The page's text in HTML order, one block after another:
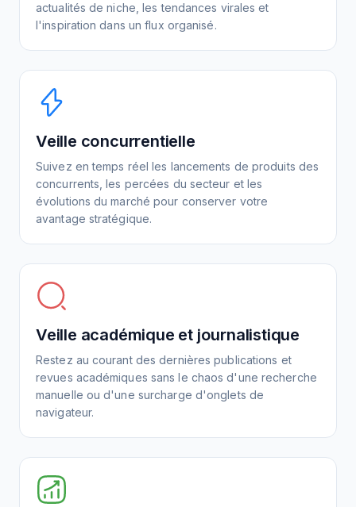
actualités de niche, les tendances virales et
l'inspiration dans un flux organisé.
Veille concurrentielle
Suivez en temps réel les lancements de produits des
concurrents, les percées du secteur et les
évolutions du marché pour conserver votre
avantage stratégique.
Veille académique et journalistique
Restez au courant des dernières publications et
revues académiques sans le chaos d'une recherche
manuelle ou d'une surcharge d'onglets de
navigateur.